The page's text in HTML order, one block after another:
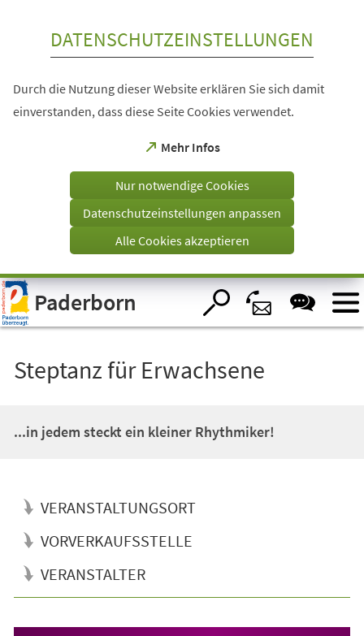
Visuelle
Assistenzsoftware
öffnen.
DATENSCHUTZEINSTELLUNGEN
Durch die Nutzung dieser Website erklären Sie sich damit
einverstanden, dass diese Seite Cookies verwendet.
Mehr Infos
(Öffnet
einem
Tab)
Nur notwendige Cookies
Datenschutzeinstellungen anpassen
Alle Cookies akzeptieren
Paderborn
Steptanz für Erwachsene
...in jedem steckt ein kleiner Rhythmiker!
VERANSTALTUNGSORT
VORVERKAUFSSTELLE
VERANSTALTER